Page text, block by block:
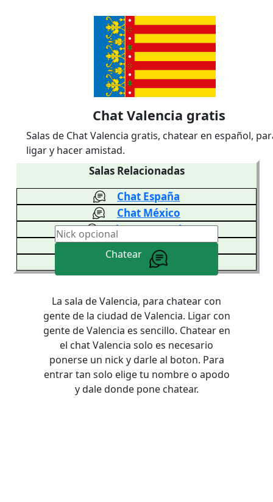
Salas Relacionadas
Chat España
Chat México
Chat Venezuela
Chat Colombia
Chat Argentina
Chat Valencia gratis
Salas de Chat Valencia gratis, chatear en español,
ligar y hacer amistad.
Chatear
La sala de Valencia, para chatear con
gente de la ciudad de Valencia. Ligar con
gente de Valencia es sencillo. Chatear en
el chat Valencia solo es necesario
ponerse un nick y darle al boton. Para
entrar tan solo elige tu nombre o apodo
y dale donde pone chatear.